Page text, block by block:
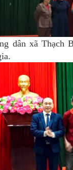
dân xã Thạch